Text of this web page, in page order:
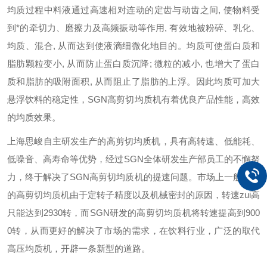
均质过程中料液通过高速相对连动的定齿与动齿之间, 使物料受
到*的牵切力、磨擦力及高频振动等作用, 有效地被粉碎、乳化、
均质、混合, 从而达到使液滴细微化地目的。均质可使蛋白质和
脂肪颗粒变小, 从而防止蛋白质沉降; 微粒的减小, 也增大了蛋白
质和脂肪的吸附面积, 从而阻止了脂肪的上浮。因此均质可加大
悬浮饮料的稳定性，SGN高剪切均质机有着优良产品性能，高效
的均质效果。
上海思峻自主研发生产的高剪切均质机，具有高转速、低能耗、
低噪音、高寿命等优势，经过SGN全体研发生产部员工的不懈努
力，终于解决了SGN高剪切均质机的提速问题。市场上一般使用
的高剪切均质机由于定转子精度以及机械密封的原因，转速zui高
只能达到2930转，而SGN研发的高剪切均质机将转速提高到900
0转，从而更好的解决了市场的需求，在饮料行业，广泛的取代
高压均质机，开辟一条新型的道路。